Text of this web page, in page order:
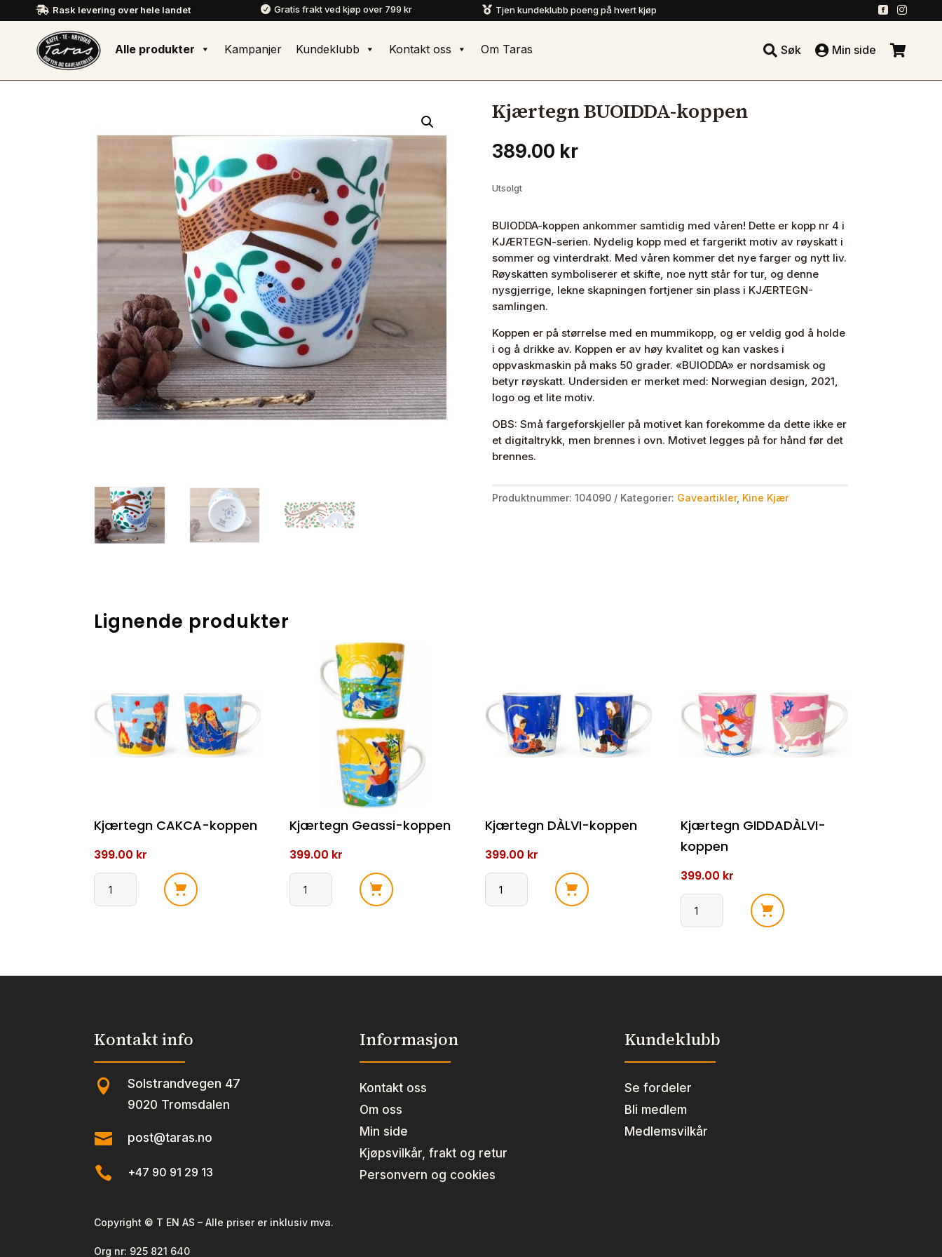
 Rask levering over hele landet  Gratis frakt ved kjøp over 799 kr  Tjen kundeklubb poeng på hvert kjøp  
Alle produkter Kampanjer Kundeklubb Kontakt oss Om Taras  Søk  Min side 
Kjærtegn BUOIDDA-koppen
389.00 kr
Utsolgt
BUIODDA-koppen ankommer samtidig med våren! Dette er kopp nr 4 i
KJÆRTEGN-serien. Nydelig kopp med et fargerikt motiv av røyskatt i
sommer og vinterdrakt. Med våren kommer det nye farger og nytt liv.
Røyskatten symboliserer et skifte, noe nytt står for tur, og denne
nysgjerrige, lekne skapningen fortjener sin plass i KJÆRTEGN-
samlingen.
Koppen er på størrelse med en mummikopp, og er veldig god å holde
i og å drikke av. Koppen er av høy kvalitet og kan vaskes i
oppvaskmaskin på maks 50 grader. «BUIODDA» er nordsamisk og
betyr røyskatt. Undersiden er merket med: Norwegian design, 2021,
logo og et lite motiv.
OBS: Små fargeforskjeller på motivet kan forekomme da dette ikke er
et digitaltrykk, men brennes i ovn. Motivet legges på for hånd før det
brennes.
Produktnummer: 104090 Kategorier: Gaveartikler, Kine Kjær
Lignende produkter
Kjærtegn CAKCA-koppen
399.00 kr
Kjærtegn
Kjærtegn Geassi-koppen
399.00 kr
Kjærtegn
Kjærtegn DÀLVI-koppen
399.00 kr
Kjærtegn
Kjærtegn GIDDADÀLVI-
koppen
399.00 kr
Kjærtegn
antall
Kontakt info
 Solstrandvegen 47
9020 Tromsdalen
 post@taras.no
 +47 90 91 29 13
Informasjon
Kontakt oss
Om oss
Min side
Kjøpsvilkår, frakt og retur
Personvern og cookies
Kundeklubb
Se fordeler
Bli medlem
Medlemsvilkår
Copyright © T EN AS – Alle priser er inklusiv mva.
Org nr: 925 821 640